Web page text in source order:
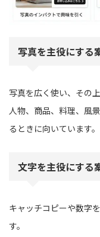
写真を主役にする
写真を広く使い、その
人物、商品、料理、風
るときに向いています。
文字を主役にする
キャッチコピーや数字
す。